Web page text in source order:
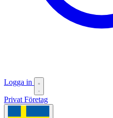
Logga in
Privat Företag